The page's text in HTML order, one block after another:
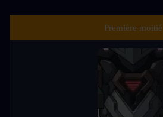
Première moitié